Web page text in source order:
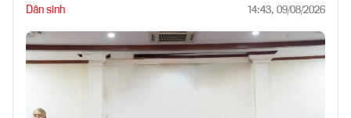
Dân sinh 14:43, 09/08/2026